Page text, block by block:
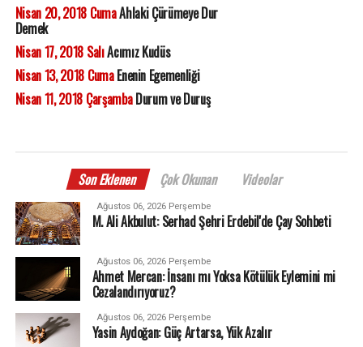
Nisan 20, 2018 CumaAhlaki Çürümeye Dur
Demek
Nisan 17, 2018 SalıAcımız Kudüs
Nisan 13, 2018 CumaEnenin Egemenliği
Nisan 11, 2018 ÇarşambaDurum ve Duruş
Son Eklenen Çok Okunan Videolar
Ağustos 06, 2026 Perşembe
M. Ali Akbulut: Serhad Şehri Erdebil'de Çay Sohbeti
Ağustos 06, 2026 Perşembe
Ahmet Mercan: İnsanı mı Yoksa Kötülük Eylemini mi
Cezalandırıyoruz?
Ağustos 06, 2026 Perşembe
Yasin Aydoğan: Güç Artarsa, Yük Azalır